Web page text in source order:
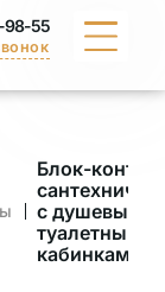
98-55
Блок-
с душевыми
туалетными
кабинками